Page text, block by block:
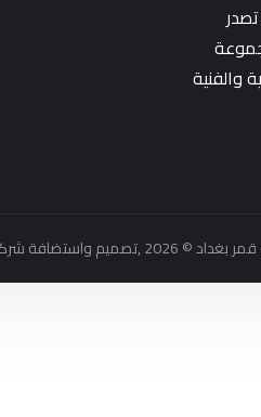
والفنية
واستضافة شركة